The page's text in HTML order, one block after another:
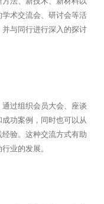
术交流会、研讨会等活
与同行进行深入的探讨
过组织会员大会、座谈
功案例，同时也可以从
验。这种交流方式有助
业的发展。